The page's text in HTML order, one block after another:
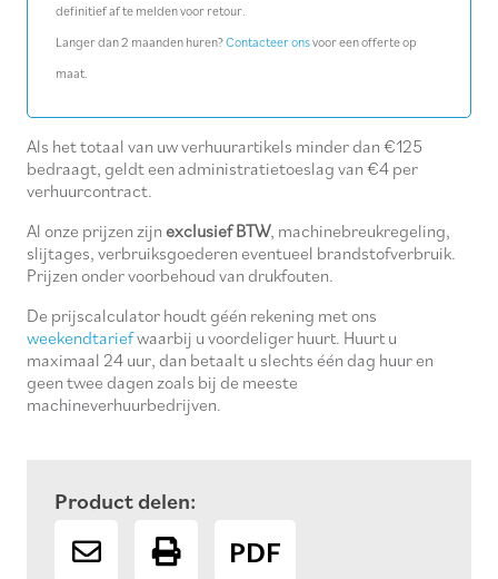
links,
incl.
voet
definitief af te melden voor retour.
Langer dan 2 maanden huren?Contacteer onsvoor een offerte op
maat.
Als het totaal van uw verhuurartikels minder dan €125
bedraagt, geldt een administratietoeslag van €4 per
verhuurcontract.
Al onze prijzen zijn exclusief BTW, machinebreukregeling,
slijtages, verbruiksgoederen eventueel brandstofverbruik.
Prijzen onder voorbehoud van drukfouten.
De prijscalculator houdt géén rekening met ons
weekendtariefwaarbij u voordeliger huurt. Huurt u
maximaal 24 uur, dan betaalt u slechts één dag huur en
geen twee dagen zoals bij de meeste
machineverhuurbedrijven.
Product delen:
PDF